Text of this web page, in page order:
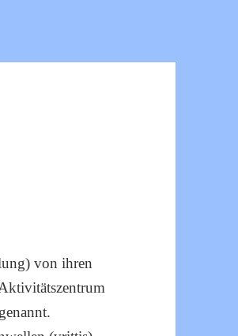
von ihren